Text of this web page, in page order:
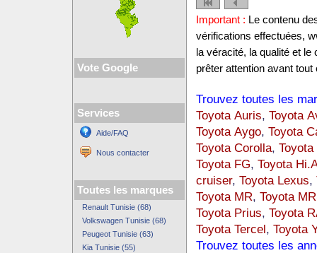
Vote Google
Services
Aide/FAQ
Nous contacter
Toutes les marques
Renault Tunisie (68)
Volkswagen Tunisie (68)
Peugeot Tunisie (63)
Kia Tunisie (55)
Important : Le contenu
vérifications effectuées,
la véracité, la qualité et
prêter attention avant tout
Trouvez toutes les
Toyota Auris, Toyota
Toyota Aygo, Toyota
Toyota Corolla,
Toyota FG, Toyota
cruiser, Toyota Lexus,
Toyota MR, Toyota
Toyota Prius, Toyota
Toyota Tercel, Toyota
Trouvez toutes les